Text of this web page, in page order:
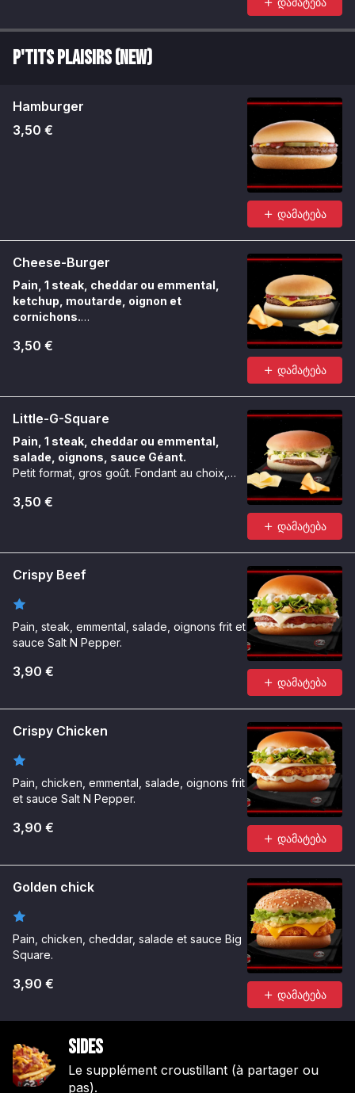
P'tits Plaisirs (NEW)
Hamburger
3,50 €
დამატება
Cheese-Burger
Pain, 1 steak, cheddar ou emmental,
ketchup, moutarde, oignon et
cornichons.
3,50 €
დამატება
Little-G-Square
Pain, 1 steak, cheddar ou emmental,
salade, oignons, sauce Géant.
Petit format, gros goût. Fondant au choix,
3,50 €
დამატება
Crispy Beef
Pain, steak, emmental, salade, oignons frit et
sauce Salt N Pepper.
3,90 €
დამატება
Crispy Chicken
Pain, chicken, emmental, salade, oignons frit
et sauce Salt N Pepper.
3,90 €
დამატება
Golden chick
Pain, chicken, cheddar, salade et sauce Big
Square.
3,90 €
დამატება
Sides
Le supplément croustillant (à partager ou
pas).